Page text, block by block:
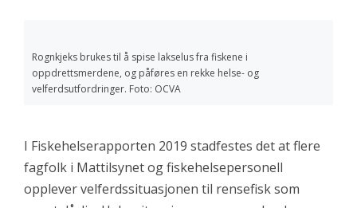
Rognkjeks brukes til å spise lakselus fra fiskene i
oppdrettsmerdene, og påføres en rekke helse- og
velferdsutfordringer. Foto: OCVA
I Fiskehelserapporten 2019 stadfestes det at flere
fagfolk i Mattilsynet og fiskehelsepersonell
opplever velferdssituasjonen til rensefisk som